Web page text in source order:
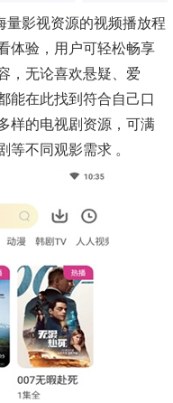
量影视资源的视频播放程
体验，用户可轻松畅享
，无论喜欢悬疑、爱
能在此找到符合自己口
样的电视剧资源，可满
等不同观影需求 。